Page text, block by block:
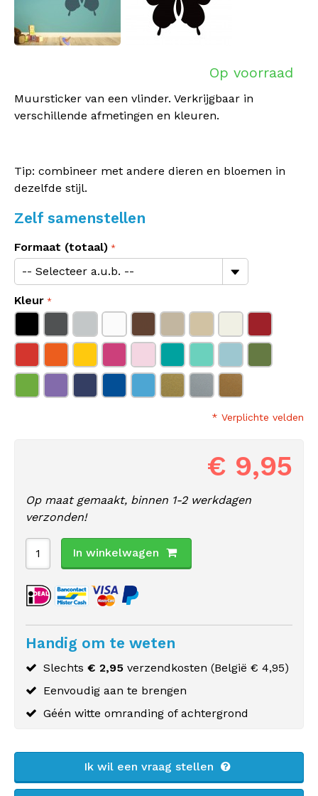
Op voorraad
Muursticker van een vlinder. Verkrijgbaar in
verschillende afmetingen en kleuren.
Tip: combineer met andere dieren en bloemen in
dezelfde stijl.
Zelf samenstellen
Formaat (totaal)
Kleur
* Verplichte velden
€ 9,95
Op maat gemaakt, binnen 1-2 werkdagen
verzonden!
In winkelwagen
Handig om te weten
Slechts € 2,95 verzendkosten (België € 4,95)
Eenvoudig aan te brengen
Géén witte omranding of achtergrond
Ik wil een vraag stellen